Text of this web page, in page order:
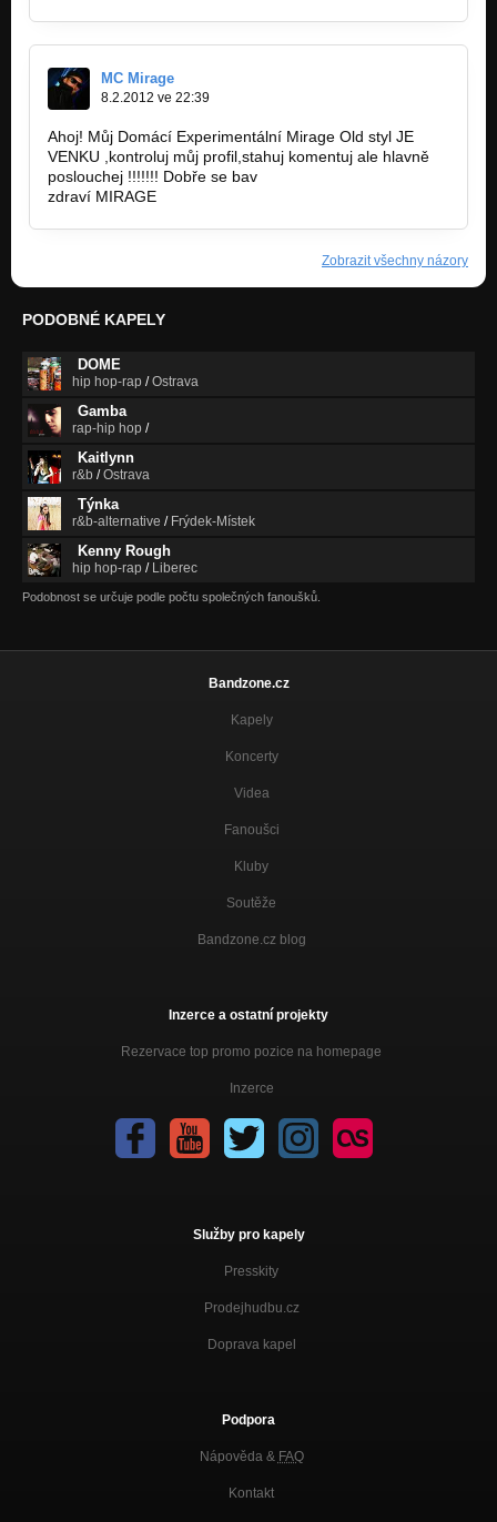
MC Mirage
8.2.2012 ve 22:39
Ahoj! Můj Domácí Experimentální Mirage Old styl JE
VENKU ,kontroluj můj profil,stahuj komentuj ale hlavně
poslouchej !!!!!!! Dobře se bav
zdraví MIRAGE
Zobrazit všechny názory
PODOBNÉ KAPELY
DOME
hip hop-rap /Ostrava
Gamba
rap-hip hop /
Kaitlynn
r&b /Ostrava
Týnka
r&b-alternative / Frýdek-Místek
Kenny Rough
hip hop-rap / Liberec
Podobnost se určuje podle počtu společných fanoušků.
Bandzone.cz
Kapely
Koncerty
Videa
Fanoušci
Kluby
Soutěže
Bandzone.cz blog
Inzerce a ostatní projekty
Rezervace top promo pozice na homepage
Inzerce
Služby pro kapely
Presskity
Prodejhudbu.cz
Doprava kapel
Podpora
Nápověda & FAQ
Kontakt